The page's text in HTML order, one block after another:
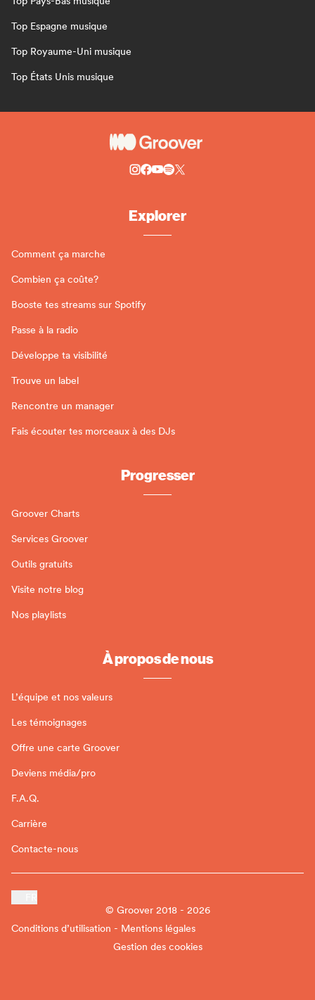
Top Espagne musique
Top Royaume-Uni musique
Top États Unis musique
Explorer
Comment ça marche
Combien ça coûte?
Booste tes streams sur Spotify
Passe à la radio
Développe ta visibilité
Trouve un label
Rencontre un manager
Fais écouter tes morceaux à des DJs
Progresser
Groover Charts
Services Groover
Outils gratuits
Visite notre blog
Nos playlists
À propos de nous
L’équipe et nos valeurs
Les témoignages
Offre une carte Groover
Deviens média/pro
F.A.Q.
Carrière
Contacte-nous
© Groover 2018 - 2026
Conditions d’utilisation - Mentions légales
Gestion des cookies